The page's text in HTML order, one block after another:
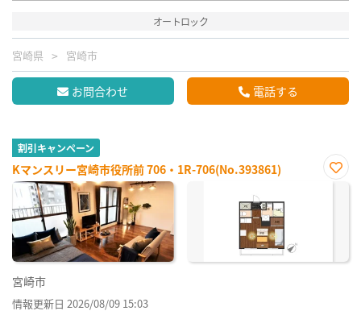
オートロック
宮崎県 宮崎市
お問合わせ 電話する
割引キャンペーン
Kマンスリー宮崎市役所前 706・1R-706(No.393861)
お気
宮崎市
情報更新日 2026/08/09 15:03